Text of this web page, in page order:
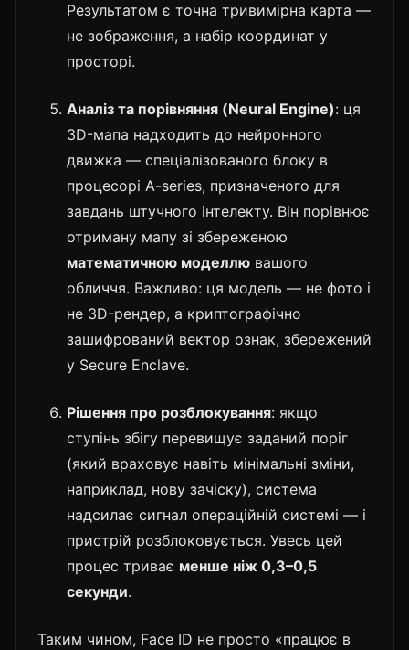
Результатом є точна тривимірна карта —
не зображення, а набір координат у
просторі.
Аналіз та порівняння (Neural Engine): ця
3D-мапа надходить до нейронного
движка — спеціалізованого блоку в
процесорі A-series, призначеного для
завдань штучного інтелекту. Він порівнює
отриману мапу зі збереженою
математичною моделлю вашого
обличчя. Важливо: ця модель — не фото і
не 3D-рендер, а криптографічно
зашифрований вектор ознак, збережений
у Secure Enclave.
Рішення про розблокування: якщо
ступінь збігу перевищує заданий поріг
(який враховує навіть мінімальні зміни,
наприклад, нову зачіску), система
надсилає сигнал операційній системі — і
пристрій розблоковується. Увесь цей
процес триває менше ніж 0,3–0,5
секунди.
Таким чином, Face ID не просто «працює в